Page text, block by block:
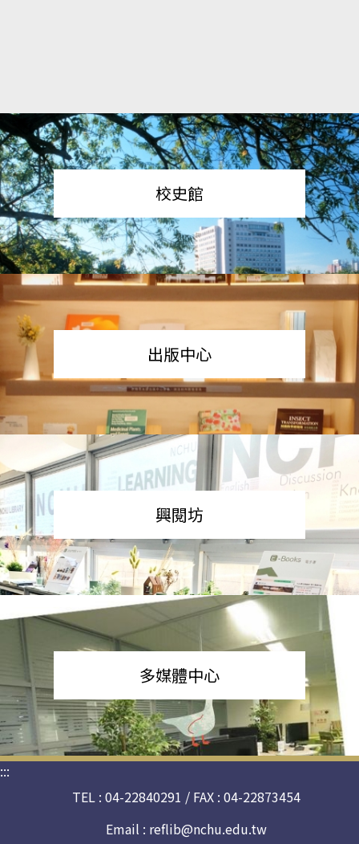
校史館
出版中心
興閱坊
多媒體中心
:::
TEL : 04-22840291 / FAX : 04-22873454
Email : reflib@nchu.edu.tw